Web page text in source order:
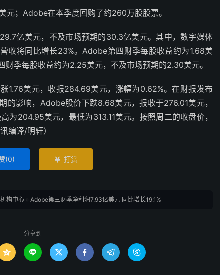
；Adobe在本季度回购了约260万股股票。
亿美元，不及市场预期的30.3亿美元。其中，数字媒体
收将同比增长23%。Adobe第四财季每股收益约为1.68美
季每股收益约为2.25美元，不及市场预期的2.30美元。
1.76美元，收报284.69美元，涨幅为0.62%。在财报发布
的影响，Adobe股价下跌8.68美元，报收于276.01美元，
204.95美元，最低为313.11美元。按照周二的收盘价，
编译/明轩）
(0)  打赏
构中心 » Adobe第三财季净利润7.93亿美元 同比增长19.1%
分享到
     